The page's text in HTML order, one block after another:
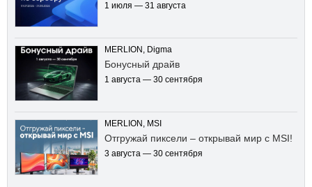
1 июля — 31 августа
MERLION, Digma
Бонусный драйв
1 августа — 30 сентября
MERLION, MSI
Отгружай пиксели – открывай мир с MSI!
3 августа — 30 сентября